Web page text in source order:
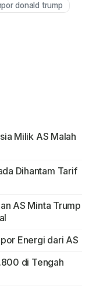
Mute
donald trump
Milik AS Malah
Dihantam Tarif
AS Minta Trump
Energi dari AS
di Tengah